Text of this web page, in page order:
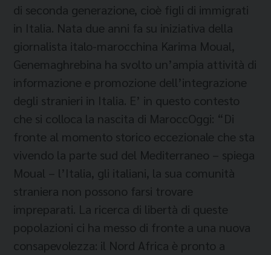
di seconda generazione, cioè figli di immigrati
in Italia. Nata due anni fa su iniziativa della
giornalista italo-marocchina Karima Moual,
Genemaghrebina ha svolto un’ampia attività di
informazione e promozione dell’integrazione
degli stranieri in Italia. E’ in questo contesto
che si colloca la nascita di MaroccOggi: “Di
fronte al momento storico eccezionale che sta
vivendo la parte sud del Mediterraneo – spiega
Moual – l’Italia, gli italiani, la sua comunità
straniera non possono farsi trovare
impreparati. La ricerca di libertà di queste
popolazioni ci ha messo di fronte a una nuova
consapevolezza: il Nord Africa è pronto a